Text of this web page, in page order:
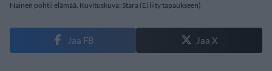
Nainen pohtii elämää. Kuvituskuva: Stara (Ei liity tapaukseen)
Jaa FB Jaa X